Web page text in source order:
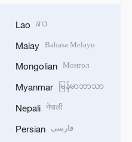
Lao ລາວ
Malay Bahasa Melayu
Mongolian Монгол
Myanmar မြန်မာဘာသာ
Nepali नेपाली
Persian فارسی